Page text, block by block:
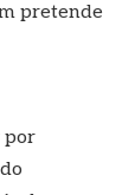
pretende
por